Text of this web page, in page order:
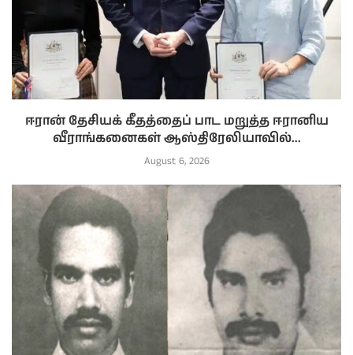
ஈரான் தேசியக் கீதத்தைப் பாட மறுத்த ஈரானிய
வீராங்கனைகள் ஆஸ்திரேலியாவில்...
August 6, 2026